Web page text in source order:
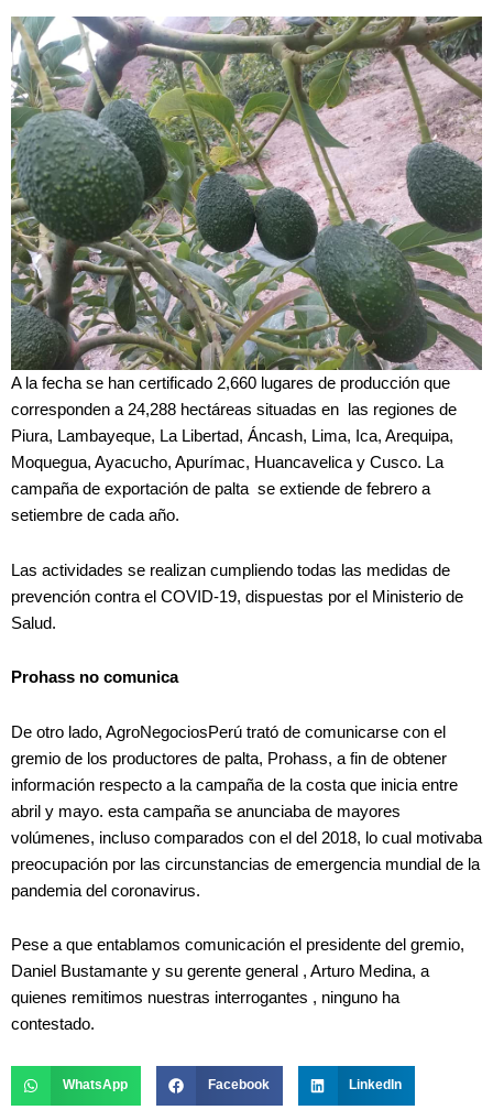
A la fecha se han certificado 2,660 lugares de producción que
corresponden a 24,288 hectáreas situadas en las regiones de
Piura, Lambayeque, La Libertad, Áncash, Lima, Ica, Arequipa,
Moquegua, Ayacucho, Apurímac, Huancavelica y Cusco. La
campaña de exportación de palta se extiende de febrero a
setiembre de cada año.
Las actividades se realizan cumpliendo todas las medidas de
prevención contra el COVID-19, dispuestas por el Ministerio de
Salud.
Prohass no comunica
De otro lado, AgroNegociosPerú trató de comunicarse con el
gremio de los productores de palta, Prohass, a fin de obtener
información respecto a la campaña de la costa que inicia entre
abril y mayo. esta campaña se anunciaba de mayores
volúmenes, incluso comparados con el del 2018, lo cual motivaba
preocupación por las circunstancias de emergencia mundial de la
pandemia del coronavirus.
Pese a que entablamos comunicación el presidente del gremio,
Daniel Bustamante y su gerente general , Arturo Medina, a
quienes remitimos nuestras interrogantes , ninguno ha
contestado.
WhatsApp Facebook LinkedIn